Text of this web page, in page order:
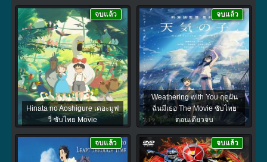
Hinata no Aoshigure เดอะมูฟ
วี่ ซับไทย Movie
จบแล้ว
Weathering with You ฤดูฝัน
ฉันมีเธอ The Movie ซับไทย
ตอนเดียวจบ
จบแล้ว
จบแล้ว จบแล้ว